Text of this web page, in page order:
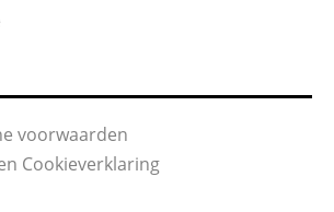
voorwaarden
Cookieverklaring